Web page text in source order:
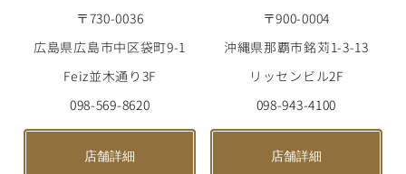
〒730-0036
広島県広島市中区袋町9-1
Feiz並木通り3F
098-569-8620
店舗詳細
〒900-0004
沖縄県那覇市銘苅1-3-13
リッセンビル2F
098-943-4100
店舗詳細